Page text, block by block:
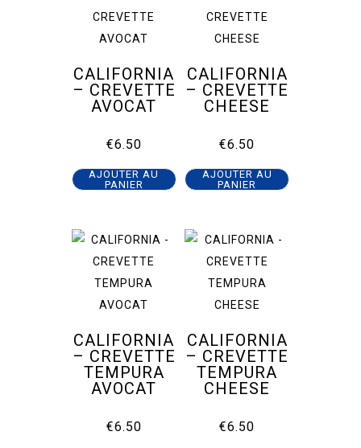
CALIFORNIA
– CREVETTE
AVOCAT
€6.50
AJOUTER AU
PANIER
CALIFORNIA
– CREVETTE
CHEESE
€6.50
AJOUTER AU
PANIER
CALIFORNIA
– CREVETTE
TEMPURA
AVOCAT
€6.50
CALIFORNIA
– CREVETTE
TEMPURA
CHEESE
€6.50